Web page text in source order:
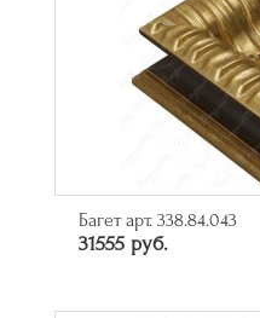
Багет арт. 338.84.043
31555 руб.